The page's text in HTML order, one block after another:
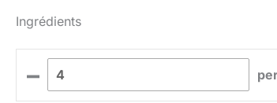
Ingrédients
–